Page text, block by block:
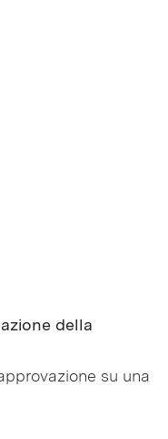
della
su una